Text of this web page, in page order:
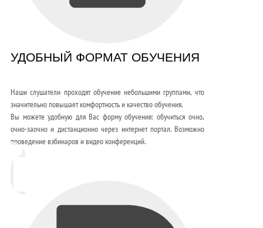
УДОБНЫЙ ФОРМАТ ОБУЧЕНИЯ
Наши слушатели проходят обучение небольшими группами, что
значительно повышает комфортность и качество обучения.
Вы можете удобную для Вас форму обучения: обучиться очно,
очно-заочно и дистанционно через интернет портал. Возможно
проведение вэбинаров и видео конференций.